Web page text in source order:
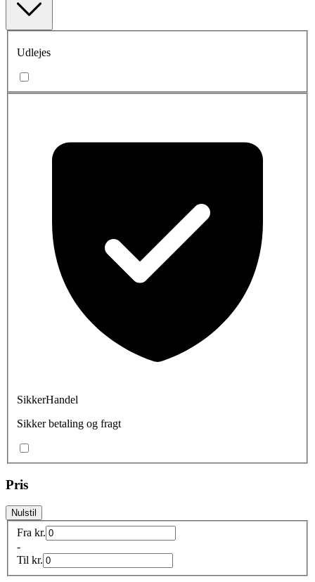
Udlejes
SikkerHandel
Sikker betaling og fragt
Pris
Nulstil
Fra kr.
-
Til kr.